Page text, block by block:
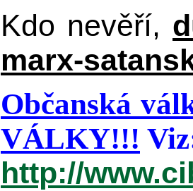
Kdo nevěří,
marx-
Občanská
VÁLKY!!!
http://